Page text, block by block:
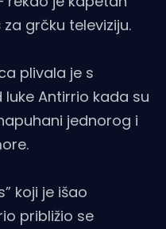
za grčku televiziju.
plivala je s
Antirrio kada su
jednorog i
koji je išao
približio se